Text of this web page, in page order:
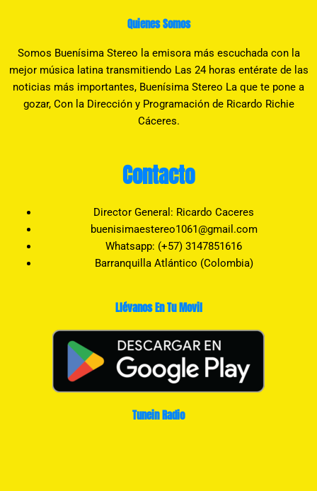
Quienes Somos
Somos Buenísima Stereo la emisora más escuchada con la
mejor música latina transmitiendo Las 24 horas entérate de las
noticias más importantes, Buenísima Stereo La que te pone a
gozar, Con la Dirección y Programación de Ricardo Richie
Cáceres.
Contacto
Director General: Ricardo Caceres
buenisimaestereo1061@gmail.com
Whatsapp: (+57) 3147851616
Barranquilla Atlántico (Colombia)
Llévanos En Tu Movil
Tunein Radio